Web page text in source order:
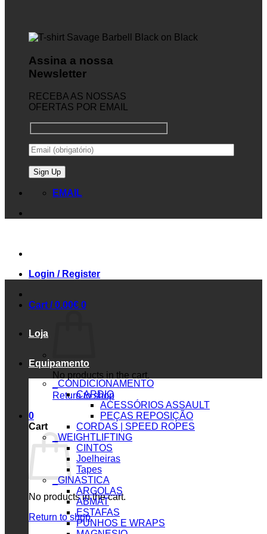
Assina a nossa
Newsletter
RECEBA AS NOSSAS
OFERTAS POR EMAIL
EMAIL
Login / Register
Cart /0.00€ 0
No products in the cart.
Return to shop
0
Cart
No products in the cart.
Return to shop
Loja
Equipamento
_CONDICIONAMENTO
CARDIO
ACESSÓRIOS ASSAULT
PEÇAS REPOSIÇÃO
CORDAS | SPEED ROPES
_WEIGHTLIFTING
CINTOS
Joelheiras
Tapes
_GINASTICA
ARGOLAS
ABMAT
ESTAFAS
PUNHOS E WRAPS